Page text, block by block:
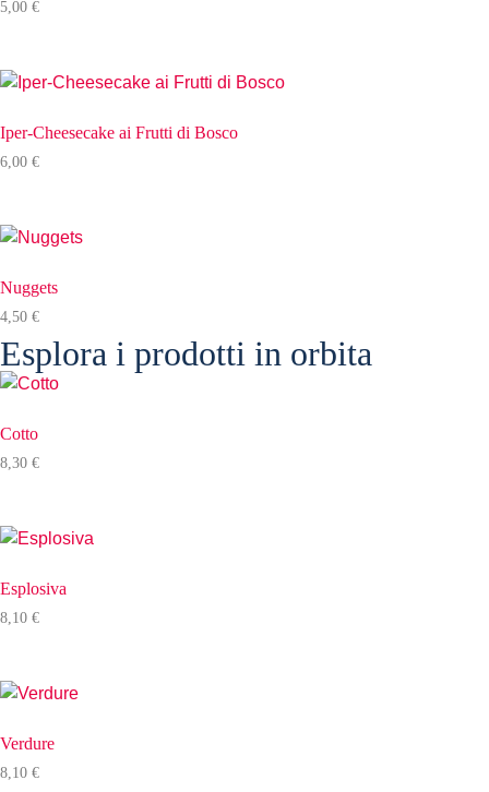
5,00 €
Iper-Cheesecake ai Frutti di Bosco
6,00 €
Nuggets
4,50 €
Esplora i prodotti in orbita
Cotto
8,30 €
Esplosiva
8,10 €
Verdure
8,10 €